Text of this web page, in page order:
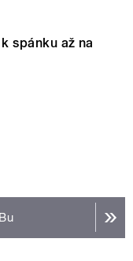
spánku až na